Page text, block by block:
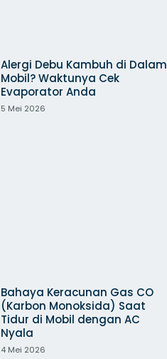
Alergi Debu Kambuh di Dalam
Mobil? Waktunya Cek
Evaporator Anda
5 Mei 2026
Bahaya Keracunan Gas CO
(Karbon Monoksida) Saat
Tidur di Mobil dengan AC
Nyala
4 Mei 2026